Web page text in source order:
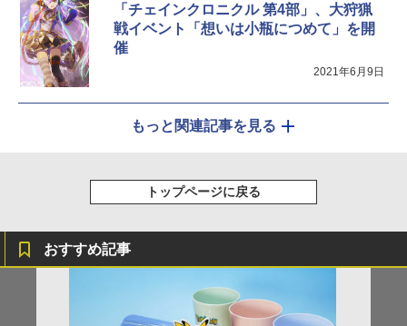
「チェインクロニクル 第4部」、大狩猟
戦イベント「想いは小瓶につめて」を開
催
2021年6月9日
もっと関連記事を見る
トップページに戻る
おすすめ記事